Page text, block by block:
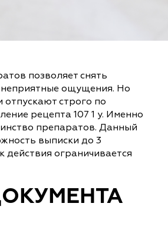
позволяет снять
ощущения. Но
строго по
рецепта 107 1 у. Именно
препаратов. Данный
выписки до 3
действия ограничивается